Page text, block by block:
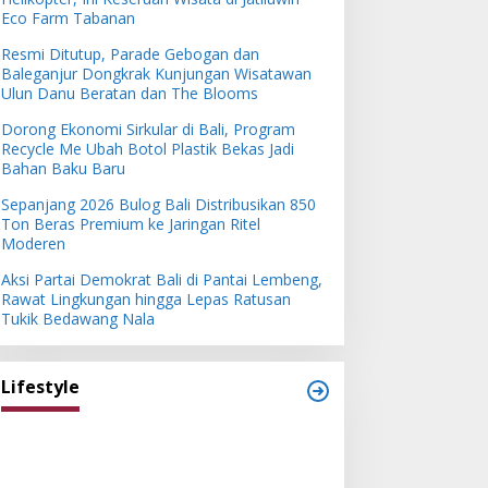
Eco Farm Tabanan
Resmi Ditutup, Parade Gebogan dan
Baleganjur Dongkrak Kunjungan Wisatawan
Ulun Danu Beratan dan The Blooms
Dorong Ekonomi Sirkular di Bali, Program
Recycle Me Ubah Botol Plastik Bekas Jadi
Bahan Baku Baru
Sepanjang 2026 Bulog Bali Distribusikan 850
Ton Beras Premium ke Jaringan Ritel
Moderen
Aksi Partai Demokrat Bali di Pantai Lembeng,
Rawat Lingkungan hingga Lepas Ratusan
Tukik Bedawang Nala
Lifestyle